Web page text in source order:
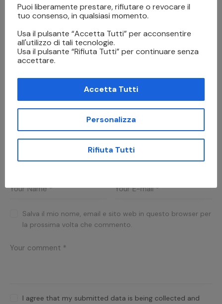
ricamo a macchina
PREVIOUS
Stampante Flatbed:
NEXT
Salva il mio nome, email e sito web in questo browser per
la prossima volta che commento.
I agree that my submitted data is being collected and
Puoi liberamente prestare, rifiutare o revocare il
tuo consenso, in qualsiasi momento.
Usa il pulsante “Accetta Tutti” per acconsentire
all'utilizzo di tali tecnologie.
Usa il pulsante “Rifiuta Tutti” per continuare senza
accettare.
Accetta Tutti
Personalizza
Rifiuta Tutti